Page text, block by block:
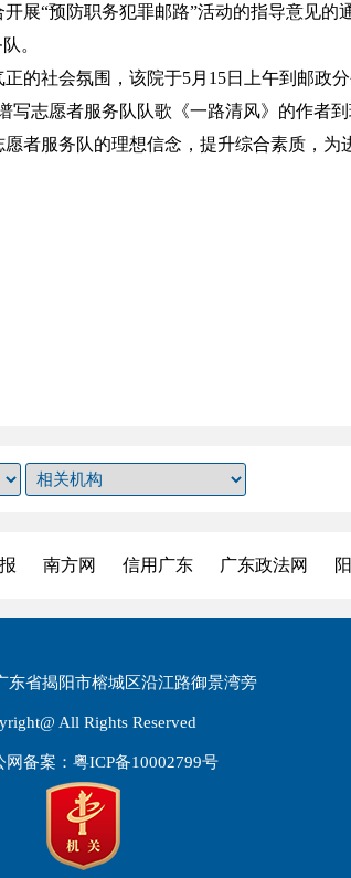
“预防职务犯罪邮路”活动的指导意见的
。
社会氛围，该院于5月15日上午到邮政
志愿者服务队队歌《一路清风》的作者
者服务队的理想信念，提升综合素质，
南方网 信用广东 广东政法网
东省揭阳市榕城区沿江路御景湾旁
All Rights Reserved
网备案：粤ICP备10002799号